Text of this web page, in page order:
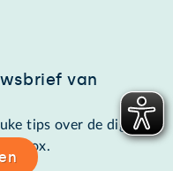
van
tips over de digitale